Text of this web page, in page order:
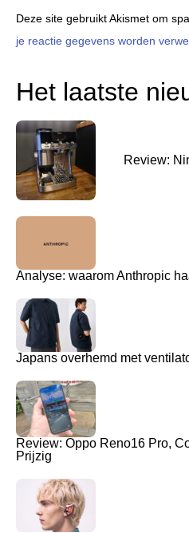
Deze site gebruikt Akismet om
je reactie gegevens worden
Het laatste
Review:
Analyse: waarom Anthropic
Japans overhemd met
Review: Oppo Reno16 Pro,
Prijzig